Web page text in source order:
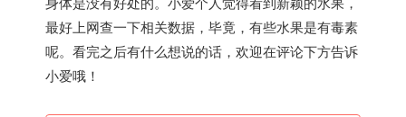
最好上网查一下相关数据，毕竟，有些水果是有毒素
呢。看完之后有什么想说的话，欢迎在评论下方告诉
小爱哦！